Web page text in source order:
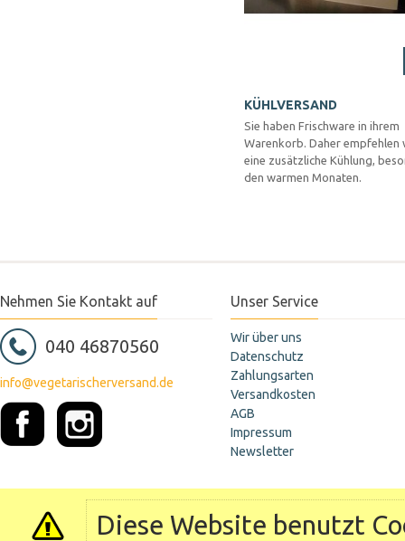
KÜHLVERSAND
Sie haben Frischware in ihrem
Warenkorb. Daher empfehlen
eine zusätzliche Kühlung,
den warmen Monaten.
Nehmen Sie Kontakt auf
040 46870560
info@vegetarischerversand.de
Unser Service
Wir über uns
Datenschutz
Zahlungsarten
Versandkosten
AGB
Impressum
Newsletter
Diese Website benutzt